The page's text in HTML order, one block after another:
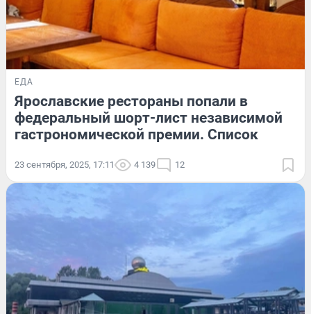
ЕДА
Ярославские рестораны попали в
федеральный шорт-лист независимой
гастрономической премии. Список
23 сентября, 2025, 17:11 4 139 12